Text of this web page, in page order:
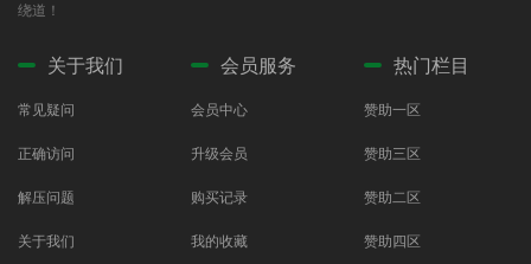
绕道！
关于我们
常见疑问
正确访问
解压问题
关于我们
会员服务
会员中心
升级会员
购买记录
我的收藏
热门栏目
赞助一区
赞助三区
赞助二区
赞助四区